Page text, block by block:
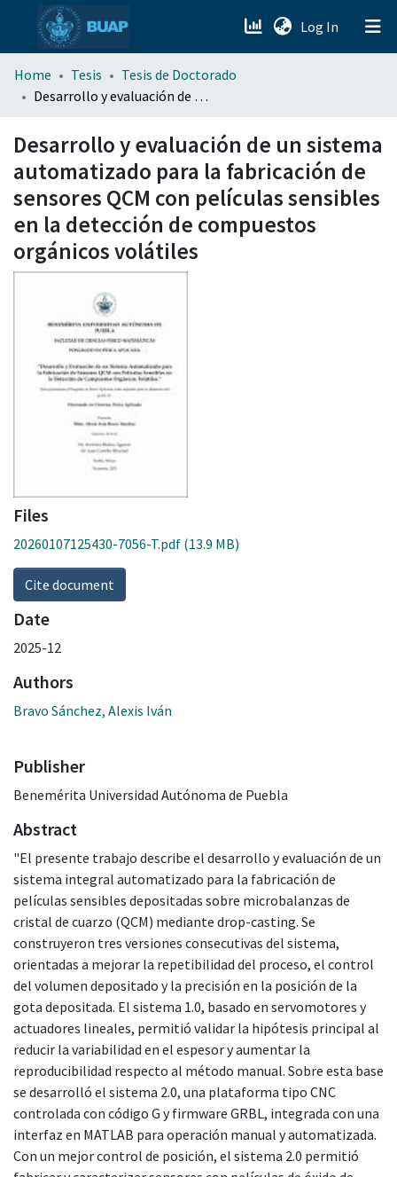
Log In (current)
menu.section.about_menu
Home Tesis
Tesis de Doctorado
Desarrollo y evaluación de un sistema automatizado para la fabricación de sensores QCM con películas sensibles en la detección de compuestos orgánicos volátiles
Desarrollo y evaluación de un sistema
automatizado para la fabricación de
sensores QCM con películas sensibles
en la detección de compuestos
orgánicos volátiles
Files
20260107125430-7056-T.pdf (13.9 MB)
Cite document
Date
2025-12
Authors
Bravo Sánchez, Alexis Iván
Publisher
Benemérita Universidad Autónoma de Puebla
Abstract
"El presente trabajo describe el desarrollo y evaluación de un
sistema integral automatizado para la fabricación de
películas sensibles depositadas sobre microbalanzas de
cristal de cuarzo (QCM) mediante drop-casting. Se
construyeron tres versiones consecutivas del sistema,
orientadas a mejorar la repetibilidad del proceso, el control
del volumen depositado y la precisión en la posición de la
gota depositada. El sistema 1.0, basado en servomotores y
actuadores lineales, permitió validar la hipótesis principal al
reducir la variabilidad en el espesor y aumentar la
reproducibilidad respecto al método manual. Sobre esta base
se desarrolló el sistema 2.0, una plataforma tipo CNC
controlada con código G y firmware GRBL, integrada con una
interfaz en MATLAB para operación manual y automatizada.
Con un mejor control de posición, el sistema 2.0 permitió